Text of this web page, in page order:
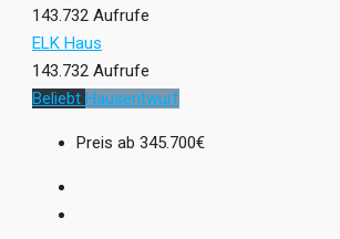
143.732 Aufrufe
ELK Haus
143.732 Aufrufe
Beliebt Hausentwurf
Preis ab 345.700€